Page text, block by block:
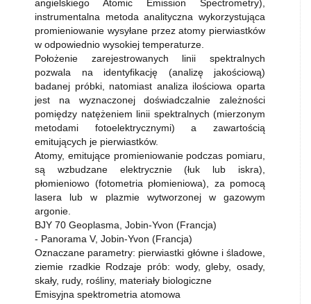
angielskiego Atomic Emission Spectrometry),
instrumentalna metoda analityczna wykorzystująca
promieniowanie wysyłane przez atomy pierwiastków
w odpowiednio wysokiej temperaturze.
Położenie zarejestrowanych linii spektralnych
pozwala na identyfikację (analizę jakościową)
badanej próbki, natomiast analiza ilościowa oparta
jest na wyznaczonej doświadczalnie zależności
pomiędzy natężeniem linii spektralnych (mierzonym
metodami fotoelektrycznymi) a zawartością
emitujących je pierwiastków.
Atomy, emitujące promieniowanie podczas pomiaru,
są wzbudzane elektrycznie (łuk lub iskra),
płomieniowo (fotometria płomieniowa), za pomocą
lasera lub w plazmie wytworzonej w gazowym
argonie.
BJY 70 Geoplasma, Jobin-Yvon (Francja)
- Panorama V, Jobin-Yvon (Francja)
Oznaczane parametry: pierwiastki główne i śladowe,
ziemie rzadkie Rodzaje prób: wody, gleby, osady,
skały, rudy, rośliny, materiały biologiczne
Emisyjna spektrometria atomowa